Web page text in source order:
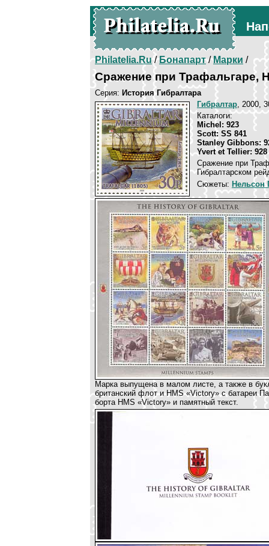
Philatelia.Ru/Бонапарт/Марки /
Сражение при Трафальгаре,
Серия: История Гибралтара
Гибралтар, 2000,
Каталоги:
Michel: 923
Scott: SS 841
Stanley Gibbons:
Yvert et Tellier: 928
Сражение при
Гибралтарском
Сюжеты: Нельсон
Марка выпущена в малом листе, а также в
британский флот и HMS «Victory» с батареи
борта HMS «Victory» и памятный текст.